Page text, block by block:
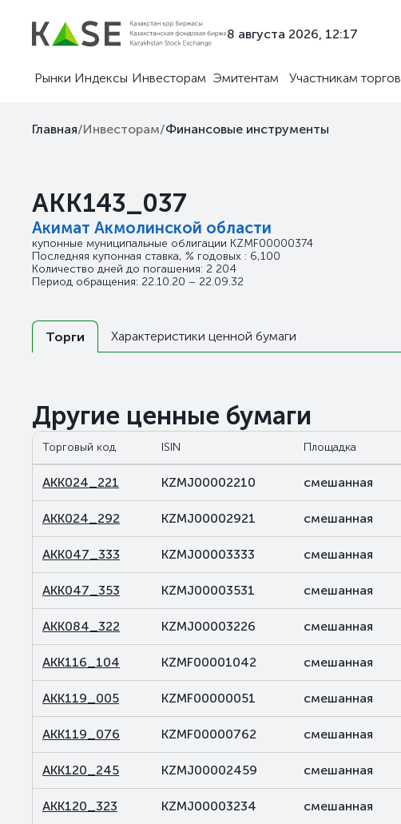
8 августа 2026, 12:17
Рынки Индексы Инвесторам Эмитентам Участникам торгов
Главная/Инвесторам/Финансовые инструменты
AKK143_037
Акимат Акмолинской области
купонные муниципальные облигации KZMF00000374
Последняя купонная ставка, % годовых : 6,100
Количество дней до погашения: 2 204
Период обращения: 22.10.20 – 22.09.32
Торги Характеристики ценной бумаги
Другие ценные бумаги
Торговый код ISIN Площадка
AKK024_221 KZMJ00002210 смешанная
AKK024_292 KZMJ00002921 смешанная
AKK047_333 KZMJ00003333 смешанная
AKK047_353 KZMJ00003531 смешанная
AKK084_322 KZMJ00003226 смешанная
AKK116_104 KZMF00001042 смешанная
AKK119_005 KZMF00000051 смешанная
AKK119_076 KZMF00000762 смешанная
AKK120_245 KZMJ00002459 смешанная
AKK120_323 KZMJ00003234 смешанная